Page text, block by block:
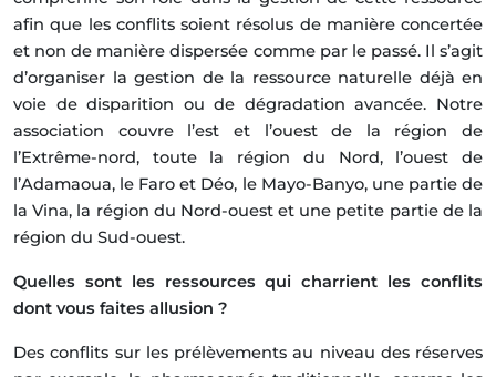
afin que les conflits soient résolus de manière concertée
et non de manière dispersée comme par le passé. Il s’agit
d’organiser la gestion de la ressource naturelle déjà en
voie de disparition ou de dégradation avancée. Notre
association couvre l’est et l’ouest de la région de
l’Extrême-nord, toute la région du Nord, l’ouest de
l’Adamaoua, le Faro et Déo, le Mayo-Banyo, une partie de
la Vina, la région du Nord-ouest et une petite partie de la
région du Sud-ouest.
Quelles sont les ressources qui charrient les conflits
dont vous faites allusion ?
Des conflits sur les prélèvements au niveau des réserves